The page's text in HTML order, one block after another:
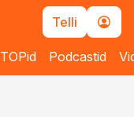
Telli
TOPid Podcastid